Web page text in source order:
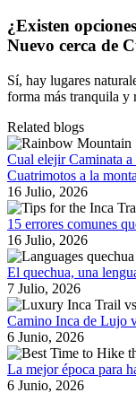
¿Existen
Nuevo cerca de
Sí, hay lugares
forma más tranquila y
Related blogs
Cual elejir Caminata
Cuatrimotos a la
16 Julio, 2026
15 errores comunes
16 Julio, 2026
El quechua, una
7 Julio, 2026
Camino Inca de Lujo
6 Junio, 2026
La mejor época para
6 Junio, 2026